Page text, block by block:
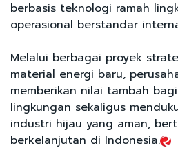
berbasis teknologi ramah
operasional berstandar
Melalui berbagai proyek
material energi baru,
memberikan nilai tambah
lingkungan sekaligus
industri hijau yang aman,
berkelanjutan di Indonesia.